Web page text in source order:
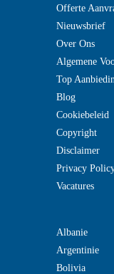
Offerte
Nieuwsbrief
Over Ons
Algemene
Top
Blog
Cookiebeleid
Copyright
Disclaimer
Privacy
Vacatures
Albanie
Argentinie
Bolivia